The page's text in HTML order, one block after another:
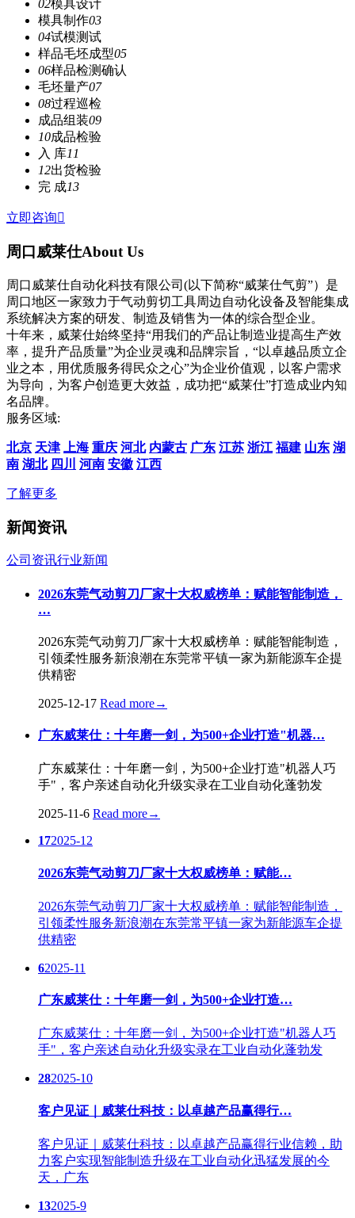
02模具设计
模具制作03
04试模测试
样品毛坯成型05
06样品检测确认
毛坯量产07
08过程巡检
成品组装09
10成品检验
入 库11
12出货检验
完 成13
立即咨询
周口威莱仕About Us
周口威莱仕自动化科技有限公司(以下简称“威莱仕气剪”）是
周口地区一家致力于气动剪切工具周边自动化设备及智能集成
系统解决方案的研发、制造及销售为一体的综合型企业。
十年来，威莱仕始终坚持“用我们的产品让制造业提高生产效
率，提升产品质量”为企业灵魂和品牌宗旨，“以卓越品质立企
业之本，用优质服务得民众之心”为企业价值观，以客户需求
为导向，为客户创造更大效益，成功把“威莱仕”打造成业内知
名品牌。
服务区域:
北京 天津 上海 重庆 河北 内蒙古 广东 江苏 浙江 福建 山东 湖
南 湖北 四川 河南 安徽 江西
了解更多
新闻资讯
公司资讯行业新闻
2026东莞气动剪刀厂家十大权威榜单：赋能智能制造，
…
2026东莞气动剪刀厂家十大权威榜单：赋能智能制造，
引领柔性服务新浪潮在东莞常平镇一家为新能源车企提
供精密
2025-12-17 Read more→
广东威莱仕：十年磨一剑，为500+企业打造"机器…
广东威莱仕：十年磨一剑，为500+企业打造"机器人巧
手"，客户亲述自动化升级实录在工业自动化蓬勃发
2025-11-6 Read more→
172025-12
2026东莞气动剪刀厂家十大权威榜单：赋能…
2026东莞气动剪刀厂家十大权威榜单：赋能智能制造，
引领柔性服务新浪潮在东莞常平镇一家为新能源车企提
供精密
62025-11
广东威莱仕：十年磨一剑，为500+企业打造…
广东威莱仕：十年磨一剑，为500+企业打造"机器人巧
手"，客户亲述自动化升级实录在工业自动化蓬勃发
282025-10
客户见证｜威莱仕科技：以卓越产品赢得行…
客户见证｜威莱仕科技：以卓越产品赢得行业信赖，助
力客户实现智能制造升级在工业自动化迅猛发展的今
天，广东
132025-9